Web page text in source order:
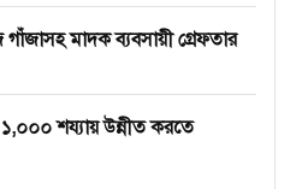
গাঁজাসহ মাদক ব্যবসায়ী গ্রেফতার
শয্যায় উন্নীত করতে